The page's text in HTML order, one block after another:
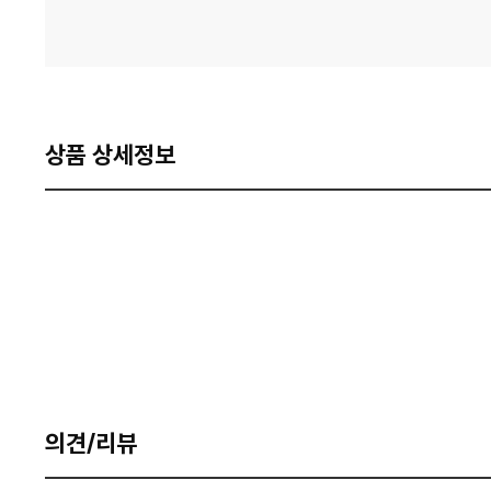
상품 상세정보
의견/리뷰